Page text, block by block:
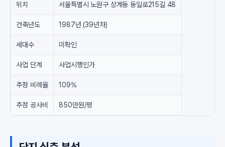
위치 서울특별시 노원구 상계동 동일로215길 48
건축년도 1987년 (39년차)
세대수 미확인
사업 단계 사업시행인가
추정 비례율 109%
추정 공사비 850만원/평